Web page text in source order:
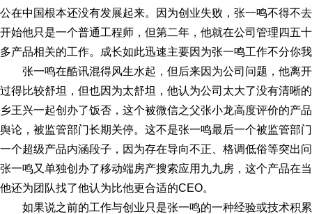
公在中国根本还没有发展起来。因为创业失败，张一鸣不得不
开始他只是一个普通工程师，但第二年，他就在公司管理四五
多产品相关的工作。成长如此迅速主要因为张一鸣工作不分你
张一鸣在酷讯混得风生水起，但后来因为公司问题，他离
过得比较舒坦，但也因为太舒坦，他认为公司太大了没有清晰
乡王兴一起创办了饭否，这个被微信之父张小龙高度评价的产
舆论，被监管部门长期关停。这不是张一鸣最后一个被监管部
一个超级产品内涵段子，因为存在导向不正、格调低俗等突出
张一鸣又单独创办了移动端房产搜索应用九九房，这个产品在
他还为团队找了他认为比他更合适的CEO。
如果说之前的工作与创业只是张一鸣的一种经验或技术积